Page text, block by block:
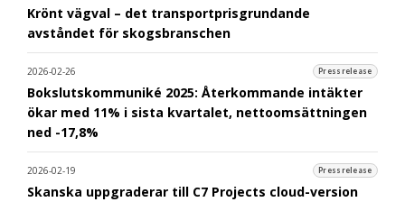
Krönt vägval – det transportprisgrundande
avståndet för skogsbranschen
2026-02-26 Pressrelease
Bokslutskommuniké 2025: Återkommande intäkter
ökar med 11% i sista kvartalet, nettoomsättningen
ned -17,8%
2026-02-19 Pressrelease
Skanska uppgraderar till C7 Projects cloud-version